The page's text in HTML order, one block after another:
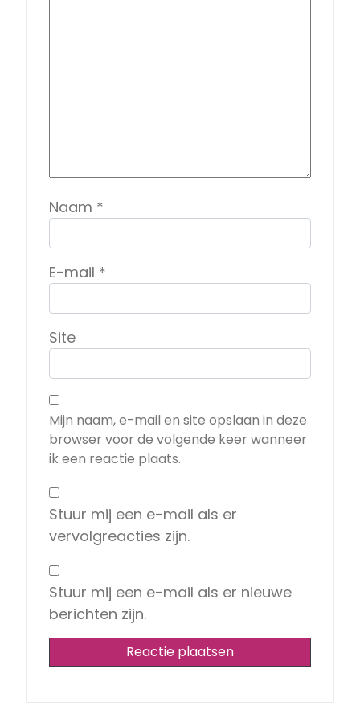
Naam *
E-mail *
Site
Mijn naam, e-mail en site opslaan in deze
browser voor de volgende keer wanneer
ik een reactie plaats.
Stuur mij een e-mail als er
vervolgreacties zijn.
Stuur mij een e-mail als er nieuwe
berichten zijn.